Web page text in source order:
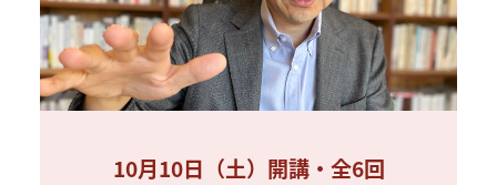
10月10日（土）開講・全6回